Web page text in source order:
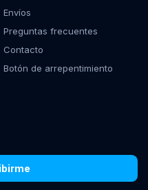
Envíos
Preguntas frecuentes
Contacto
Botón de arrepentimiento